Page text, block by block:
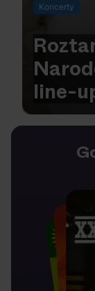
Koncerty
line-